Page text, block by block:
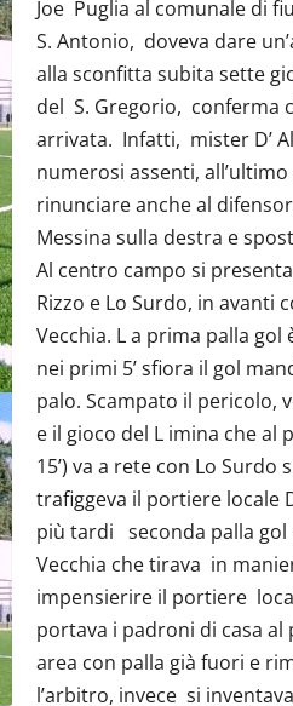
Joe Puglia al comunale di
S. Antonio, doveva dare
alla sconfitta subita sette
del S. Gregorio, conferma
arrivata. Infatti, mister D’
numerosi assenti,
rinunciare anche al
Messina sulla destra e
Al centro campo si
Rizzo e Lo Surdo, in avanti
Vecchia. L a prima palla
nei primi 5’ sfiora il gol
palo. Scampato il pericolo,
e il gioco del L imina che al
15’) va a rete con Lo Surdo
trafiggeva il portiere locale
più tardi seconda palla gol
Vecchia che tirava in
impensierire il portiere
portava i padroni di casa
area con palla già fuori e
l’arbitro, invece si